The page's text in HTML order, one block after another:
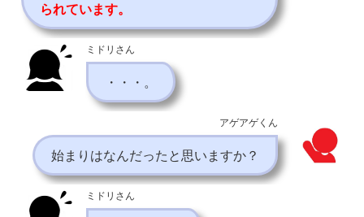
られています。
ミドリさん
・・・。
アゲアゲくん
始まりはなんだったと思いますか？
ミドリさん